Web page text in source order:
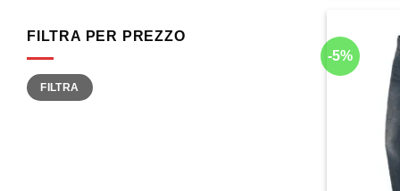
FILTRA PER PREZZO
Prezzo
Min
Prezzo
MaxFILTRA
-5%